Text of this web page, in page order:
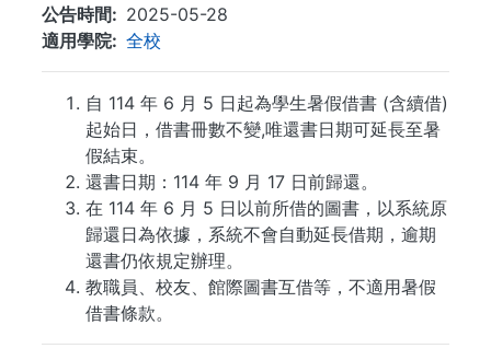
公告時間
2025-05-28
適用學院
全校
自 114 年 6 月 5 日起為學生暑假借書 (含續借)
起始日，借書冊數不變,唯還書日期可延長至暑
假結束。
還書日期：114 年 9 月 17 日前歸還。
在 114 年 6 月 5 日以前所借的圖書，以系統原
歸還日為依據，系統不會自動延長借期，逾期
還書仍依規定辦理。
教職員、校友、館際圖書互借等，不適用暑假
借書條款。